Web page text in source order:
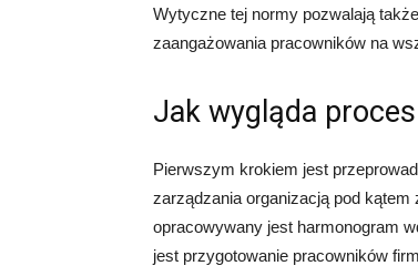
Wytyczne tej normy pozwalają
zaangażowania pracowników na
Jak wygląda
Pierwszym krokiem jest
zarządzania organizacją pod
opracowywany jest harmonogram
jest przygotowanie pracowników